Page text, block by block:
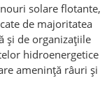
solare flotante,
de majoritatea
și de organizațiile
hidroenergetice
amenință râuri și